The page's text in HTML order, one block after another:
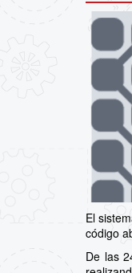
El
código
De las